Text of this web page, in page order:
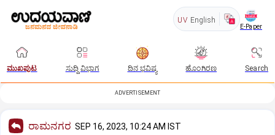
UV English
E-Paper
ಮುಖಪುಟ ಸುದ್ದಿ ವಿಭಾಗ ದಿನ ಭವಿಷ್ಯ ಹೊಂಗಿರಣ Search
ADVERTISEMENT
ರಾಮನಗರ SEP 16, 2023, 10:24 AM IST